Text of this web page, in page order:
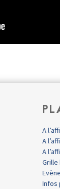
A
A
A
Grille
Infos